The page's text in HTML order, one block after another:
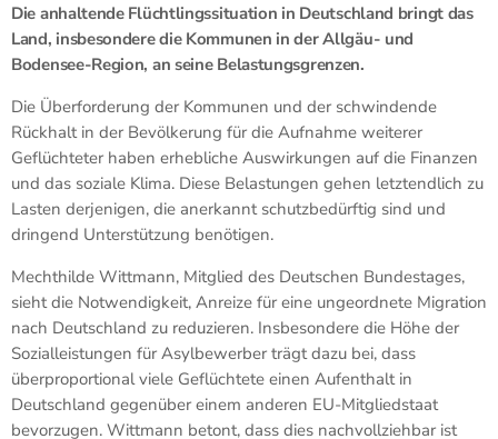
Die anhaltende Flüchtlingssituation in Deutschland bringt das
Land, insbesondere die Kommunen in der Allgäu- und
Bodensee-Region, an seine Belastungsgrenzen.
Die Überforderung der Kommunen und der schwindende
Rückhalt in der Bevölkerung für die Aufnahme weiterer
Geflüchteter haben erhebliche Auswirkungen auf die Finanzen
und das soziale Klima. Diese Belastungen gehen letztendlich zu
Lasten derjenigen, die anerkannt schutzbedürftig sind und
dringend Unterstützung benötigen.
Mechthilde Wittmann, Mitglied des Deutschen Bundestages,
sieht die Notwendigkeit, Anreize für eine ungeordnete Migration
nach Deutschland zu reduzieren. Insbesondere die Höhe der
Sozialleistungen für Asylbewerber trägt dazu bei, dass
überproportional viele Geflüchtete einen Aufenthalt in
Deutschland gegenüber einem anderen EU-Mitgliedstaat
bevorzugen. Wittmann betont, dass dies nachvollziehbar ist